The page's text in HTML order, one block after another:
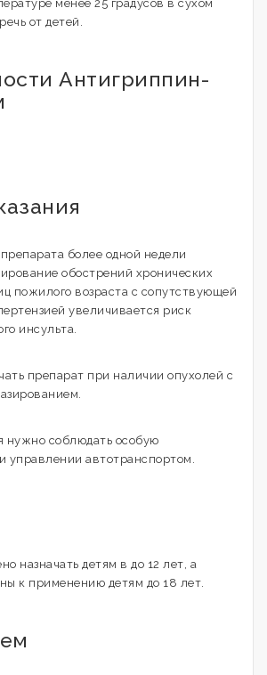
менее 25 градусов в сухом
от детей.
Антигриппин-
более одной недели
обострений хронических
пожилого возраста с сопутствующей
увеличивается риск
инсульта.
препарат при наличии опухолей с
нужно соблюдать особую
управлении автотранспортом.
назначать детям в до 12 лет, а
к применению детям до 18 лет.